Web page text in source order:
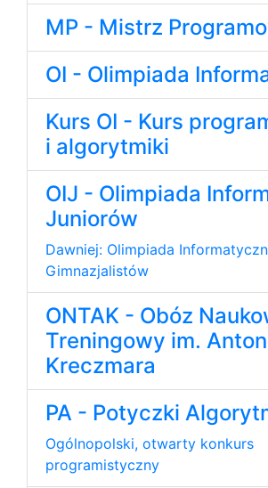
MP - Mistrz
OI - Olimpiada
Kurs OI - Kurs
i algorytmiki
OIJ - Olimpiada
Juniorów
Dawniej: Olimpiada
Gimnazjalistów
ONTAK - Obóz
Treningowy im.
Kreczmara
PA - Potyczki
Ogólnopolski, otwarty konkurs
programistyczny